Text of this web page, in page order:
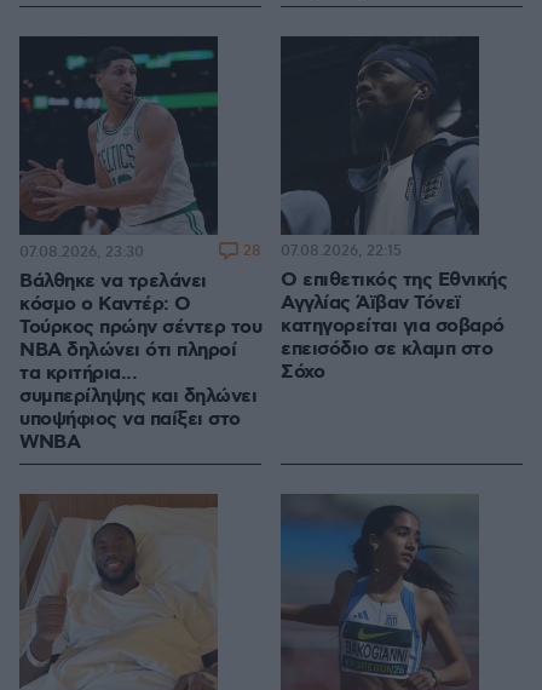
Βάλθηκε να τρελάνει
κόσμο ο Καντέρ: Ο
Τούρκος πρώην σέντερ του
NBA δηλώνει ότι πληροί
τα κριτήρια...
συμπερίληψης και δηλώνει
υποψήφιος να παίξει στο
WNBA
07.08.2026, 23:30 28
Ο επιθετικός της Εθνικής
Αγγλίας Άϊβαν Τόνεϊ
κατηγορείται για σοβαρό
επεισόδιο σε κλαμπ στο
Σόχο
07.08.2026, 22:15